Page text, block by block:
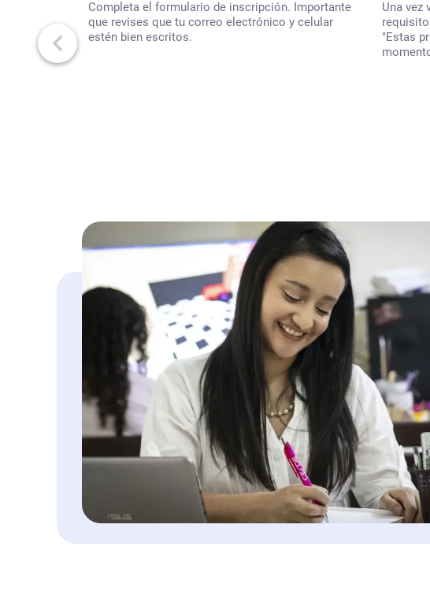
Completa el formulario de inscripción. Importante
que revises que tu correo electrónico y celular
estén bien escritos.
Una vez
"Estas